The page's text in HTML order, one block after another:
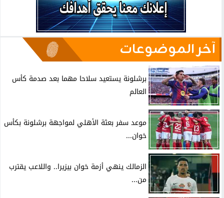
آخر الموضوعات
برشلونة يستعيد سلاحا مهما بعد صدمة كأس
العالم
موعد سفر بعثة الأهلي لمواجهة برشلونة بكأس
خوان...
الزمالك ينهي أزمة خوان بيزيرا.. واللاعب يقترب
من...